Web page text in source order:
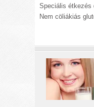
Speciális étkezés
Nem cöliákiás